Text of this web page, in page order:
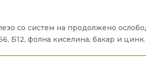
со систем на продолжено
Б12, фолна киселина, бакар и цинк.